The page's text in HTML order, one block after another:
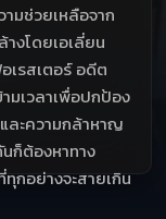
มช่วยเหลือจาก
งโดยเอเลี่ยน
เรสเตอร์ อดีต
มเวลาเพื่อปกป้อง
ละความกล้าหาญ
ก็ต้องหาทาง
กอย่างจะสายเกิน